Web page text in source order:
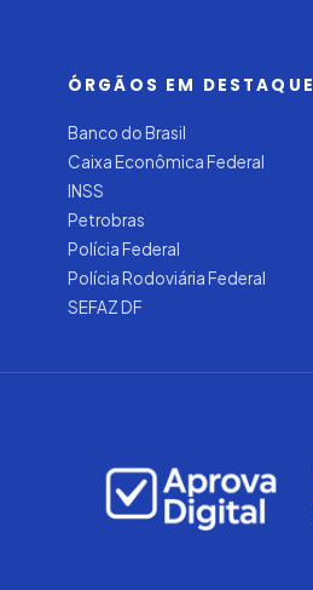
ÓRGÃOS EM DESTAQUE
Banco do Brasil
Caixa Econômica Federal
INSS
Petrobras
Polícia Federal
Polícia Rodoviária Federal
SEFAZ DF